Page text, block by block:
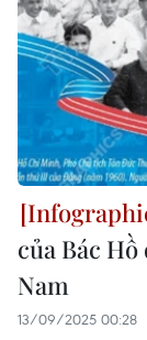
của Bác
Nam
13/09/2025 00:28